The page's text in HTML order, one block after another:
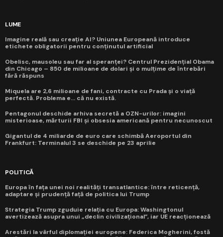
LUME
Imagine reală sau creație AI? Uniunea Europeană introduce
etichete obligatorii pentru conținutul artificial
Obelisc, mausoleu sau far al speranței? Centrul Prezidențial Obama
din Chicago – 850 de milioane de dolari și o mulțime de întrebări
fără răspuns
Miquela are 2,6 milioane de fani, contracte cu Prada și o viață
perfectă. Problema e... că nu există.
Pentagonul deschide arhiva secretă a OZN-urilor: imagini
misterioase, mărturii FBI și obsesia americană pentru necunoscut
Gigantul de 4 miliarde de euro care schimbă Aeroportul din
Frankfurt: Terminalul 3 se deschide pe 23 aprilie
POLITICĂ
Europa în fața unei noi realități transatlantice: între reticență,
adaptare și prudență față de politica lui Trump
Strategia Trump zguduie relația cu Europa: Washingtonul
avertizează asupra unui „declin civilizațional”, iar UE reacționează
Arestări la vârful diplomației europene: Federica Mogherini, fostă